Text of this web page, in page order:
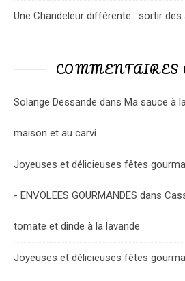
Une Chandeleur différente : sortir
COMMENTAIRES
Solange Dessande dans Ma sauce à
maison et au carvi
Joyeuses et délicieuses fêtes
- ENVOLEES GOURMANDES dans
tomate et dinde à la lavande
Joyeuses et délicieuses fêtes